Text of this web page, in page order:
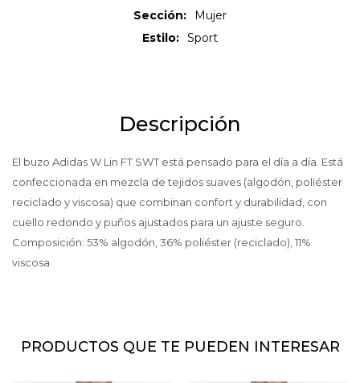
Sección
Mujer
Estilo
Sport
Descripción
El buzo Adidas W Lin FT SWT está pensado para el día a día. Está
confeccionada en mezcla de tejidos suaves (algodón, poliéster
reciclado y viscosa) que combinan confort y durabilidad, con
cuello redondo y puños ajustados para un ajuste seguro.
Composición: 53% algodón, 36% poliéster (reciclado), 11%
viscosa
PRODUCTOS QUE TE PUEDEN INTERESAR